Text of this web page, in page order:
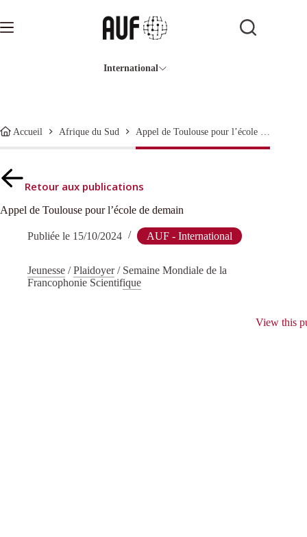
contenu
International
Accueil Afrique du Sud
Retour aux publications
Appel de Toulouse pour l’école de demain
Publiée le 15/10/2024 AUF - International
Jeunesse /Plaidoyer/ Semaine Mondiale de la
Francophonie Scientifique
View this